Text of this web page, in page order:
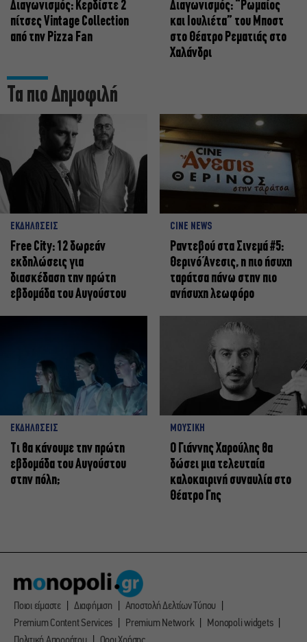
Διαγωνισμός: Κερδίστε 2
πίτσες Vintage Collection
από την Pizza Fan
Διαγωνισμός: “Ρωμαίος
και Ιουλιέτα” του Μποστ
στο Θέατρο Ρεματιάς στο
Χαλάνδρι
Τα πιο Δημοφιλή
ΕΚΔΗΛΩΣΕΙΣ
Free City: 12 δωρεάν
εκδηλώσεις για
διασκέδαση την πρώτη
εβδομάδα του Αυγούστου
CINE NEWS
Ραντεβού στα Σινεμά #5:
Θερινό Άνεσις, η πιο ήσυχη
ταράτσα πάνω στην πιο
ανήσυχη λεωφόρο
ΕΚΔΗΛΩΣΕΙΣ
Τι θα κάνουμε την πρώτη
εβδομάδα του Αυγούστου
στην πόλη;
ΜΟΥΣΙΚΗ
Ο Γιάννης Χαρούλης θα
δώσει μια τελευταία
καλοκαιρινή συναυλία στο
Θέατρο Γης
Ποιοι είμαστε Διαφήμιση
Αποστολή Δελτίων Τύπου
Premium Content Services
Premium Network
Monopoli widgets